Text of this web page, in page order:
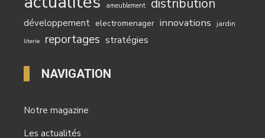
ameublement distribution
développement electromenager innovations jardin
literie reportages stratégies
NAVIGATION
Notre magazine
Les actualités